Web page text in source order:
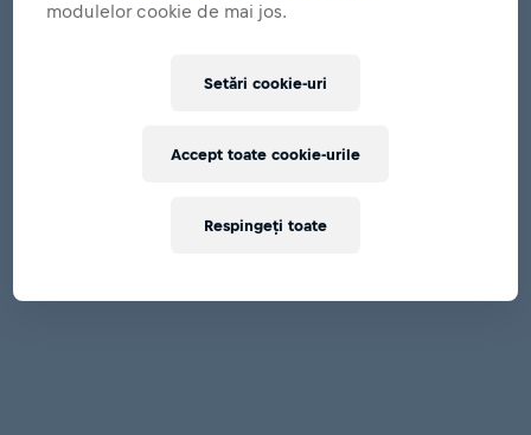
modulelor cookie de mai jos.
Setări cookie-uri
Respingeți toate
Accept toate cookie-urile